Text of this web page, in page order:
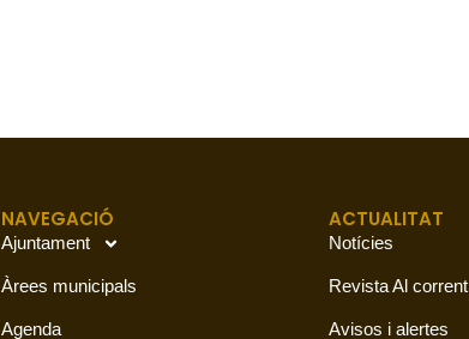
NAVEGACIÓ
Ajuntament
Àrees municipals
Agenda
ACTUALITAT
Notícies
Revista Al corrent
Avisos i alertes